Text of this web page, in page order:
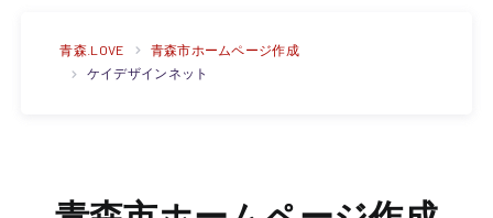
青森.LOVE
青森市ホームページ作成
ケイデザインネット